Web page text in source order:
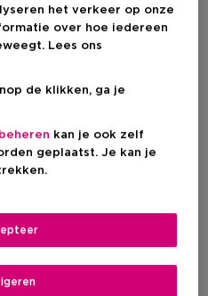
jou.
Musk
het verkeer op onze
over hoe iedereen
Lees ons
de klikken, ga je
kan je ook zelf
geplaatst. Je kan je